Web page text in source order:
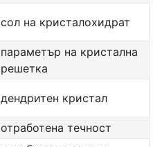
сол на кристалохидрат
параметър на кристална
решетка
дендритен кристал
отработена течност